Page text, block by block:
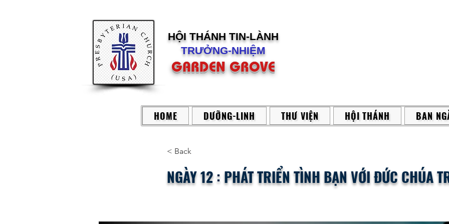
HỘI THÁNH TIN-LÀNH
TRƯỞNG-NHIỆM
GARDEN GROVE
HOME DƯỠNG-LINH THƯ VIỆN HỘI THÁNH BAN
< Back
NGÀY 12 : PHÁT TRIỂN TÌNH BẠN VỚI ĐỨC CHÚA